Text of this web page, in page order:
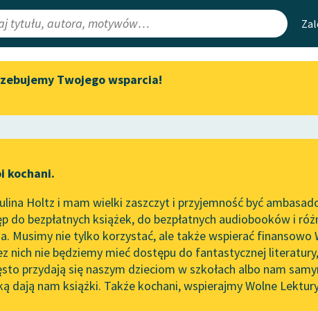
Lektury
redakcyjne
Aktualności
„Prokurator Alicja Horn” do
literatury skandynawskiej
Spotkanie z Katarzyną Tunkiel
w Oslo
102. lata temu zmarł Joseph
Conrad
Mapa Wolnych
Leśmianator
API
OAI-PMH
Widget
Twojego wsparcia!
kochani.
Holtz i mam wielki zaszczyt i przyjemność być
do bezpłatnych książek, do bezpłatnych audiobooków i
Musimy nie tylko korzystać, ale także wspierać finansowo
nich nie będziemy mieć dostępu do fantastycznej
przydają się naszym dzieciom w szkołach albo nam
dają nam książki. Także kochani, wspierajmy Wolne
Lucy Maud Montgomery✖